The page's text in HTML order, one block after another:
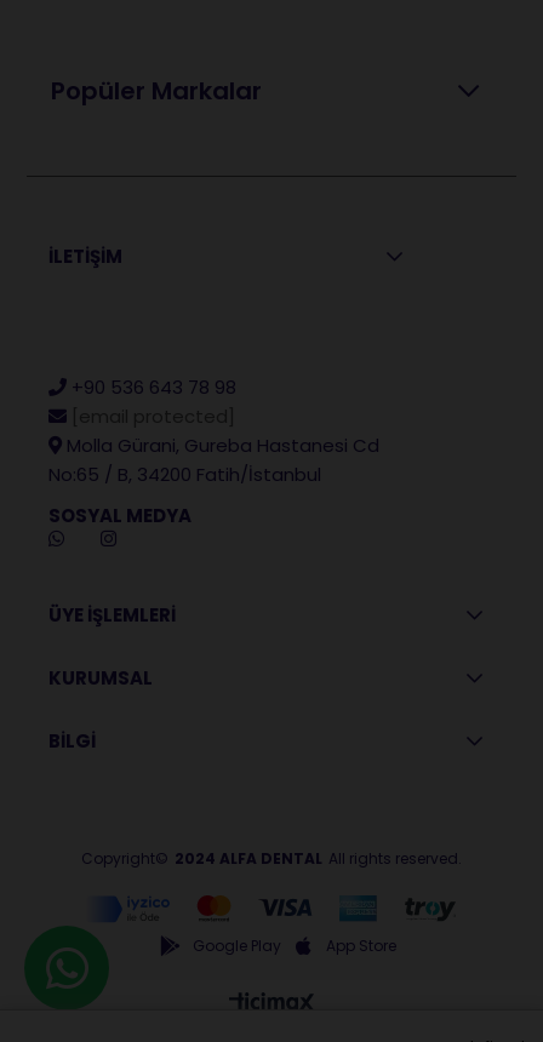
Popüler Markalar
İLETİŞİM
+90 536 643 78 98
Molla Gürani, Gureba Hastanesi Cd
No:65 / B, 34200 Fatih/İstanbul
SOSYAL MEDYA
ÜYE İŞLEMLERİ
KURUMSAL
BİLGİ
Copyright© 2024 ALFA DENTAL All rights reserved.
Google Play App Store